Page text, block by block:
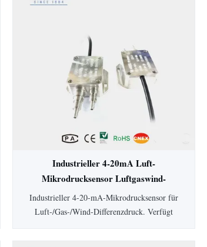
Industrieller 4-20mA Luft-
Mikrodrucksensor Luftgaswind-
Differenzdrucktransmitter
Industrieller 4-20-mA-Mikrodrucksensor für
Luft-/Gas-/Wind-Differenzdruck. Verfügt